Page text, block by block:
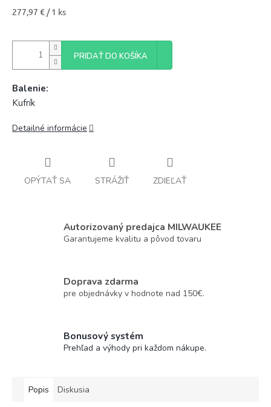
Jednotková
277,97 € / 1 ks
PRIDAŤ DO KOŠÍKA
Balenie:
Kufrík
Detailné informácie
OPÝTAŤ SA STRÁŽIŤ ZDIEĽAŤ
Autorizovaný predajca MILWAUKEE
Garantujeme kvalitu a pôvod tovaru
Doprava zdarma
pre objednávky v hodnote nad 150€.
Bonusový systém
Prehľad a výhody pri každom nákupe.
Popis Diskusia